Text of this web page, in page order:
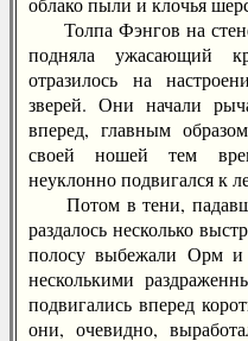
Толпа Фэнгов на
подняла ужасающий
отразилось на
зверей. Они начали
вперед, главным
своей ношей тем
неуклонно подвигался к
Потом в тени,
раздалось несколько
полосу выбежали Орм и
несколькими
подвигались вперед
они, очевидно,